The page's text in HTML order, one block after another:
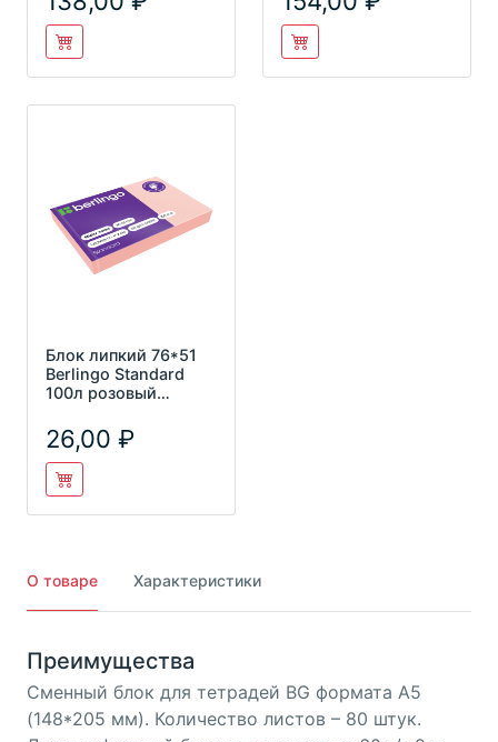
Блок липкий 76*51
Berlingo Standard
100л розовый
26,00
О товаре Характеристики
Преимущества
Сменный блок для тетрадей BG формата А5
(148*205 мм). Количество листов – 80 штук.